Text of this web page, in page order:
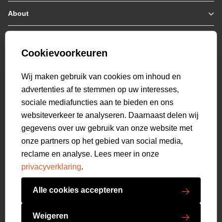
Jassen / Coats
Colberts
Hoodies
Polo's
T-shirts
Overshirts
Overhemden
Sweatpants
Broeken
Short sweatpants
Shorts
Schoenen
Swimwear
Accessoires
About
Who we are
Genti X PSV
Bestellen & Betalen
Retourneren
Veelgestelde vragen
Mijn Account
beoordelingen
Cookievoorkeuren
Wij maken gebruik van cookies om inhoud en
advertenties af te stemmen op uw interesses,
sociale mediafuncties aan te bieden en ons
websiteverkeer te analyseren. Daarnaast delen wij
gegevens over uw gebruik van onze website met
onze partners op het gebied van social media,
reclame en analyse. Lees meer in onze
privacyverklaring.
Alle cookies accepteren
Weigeren